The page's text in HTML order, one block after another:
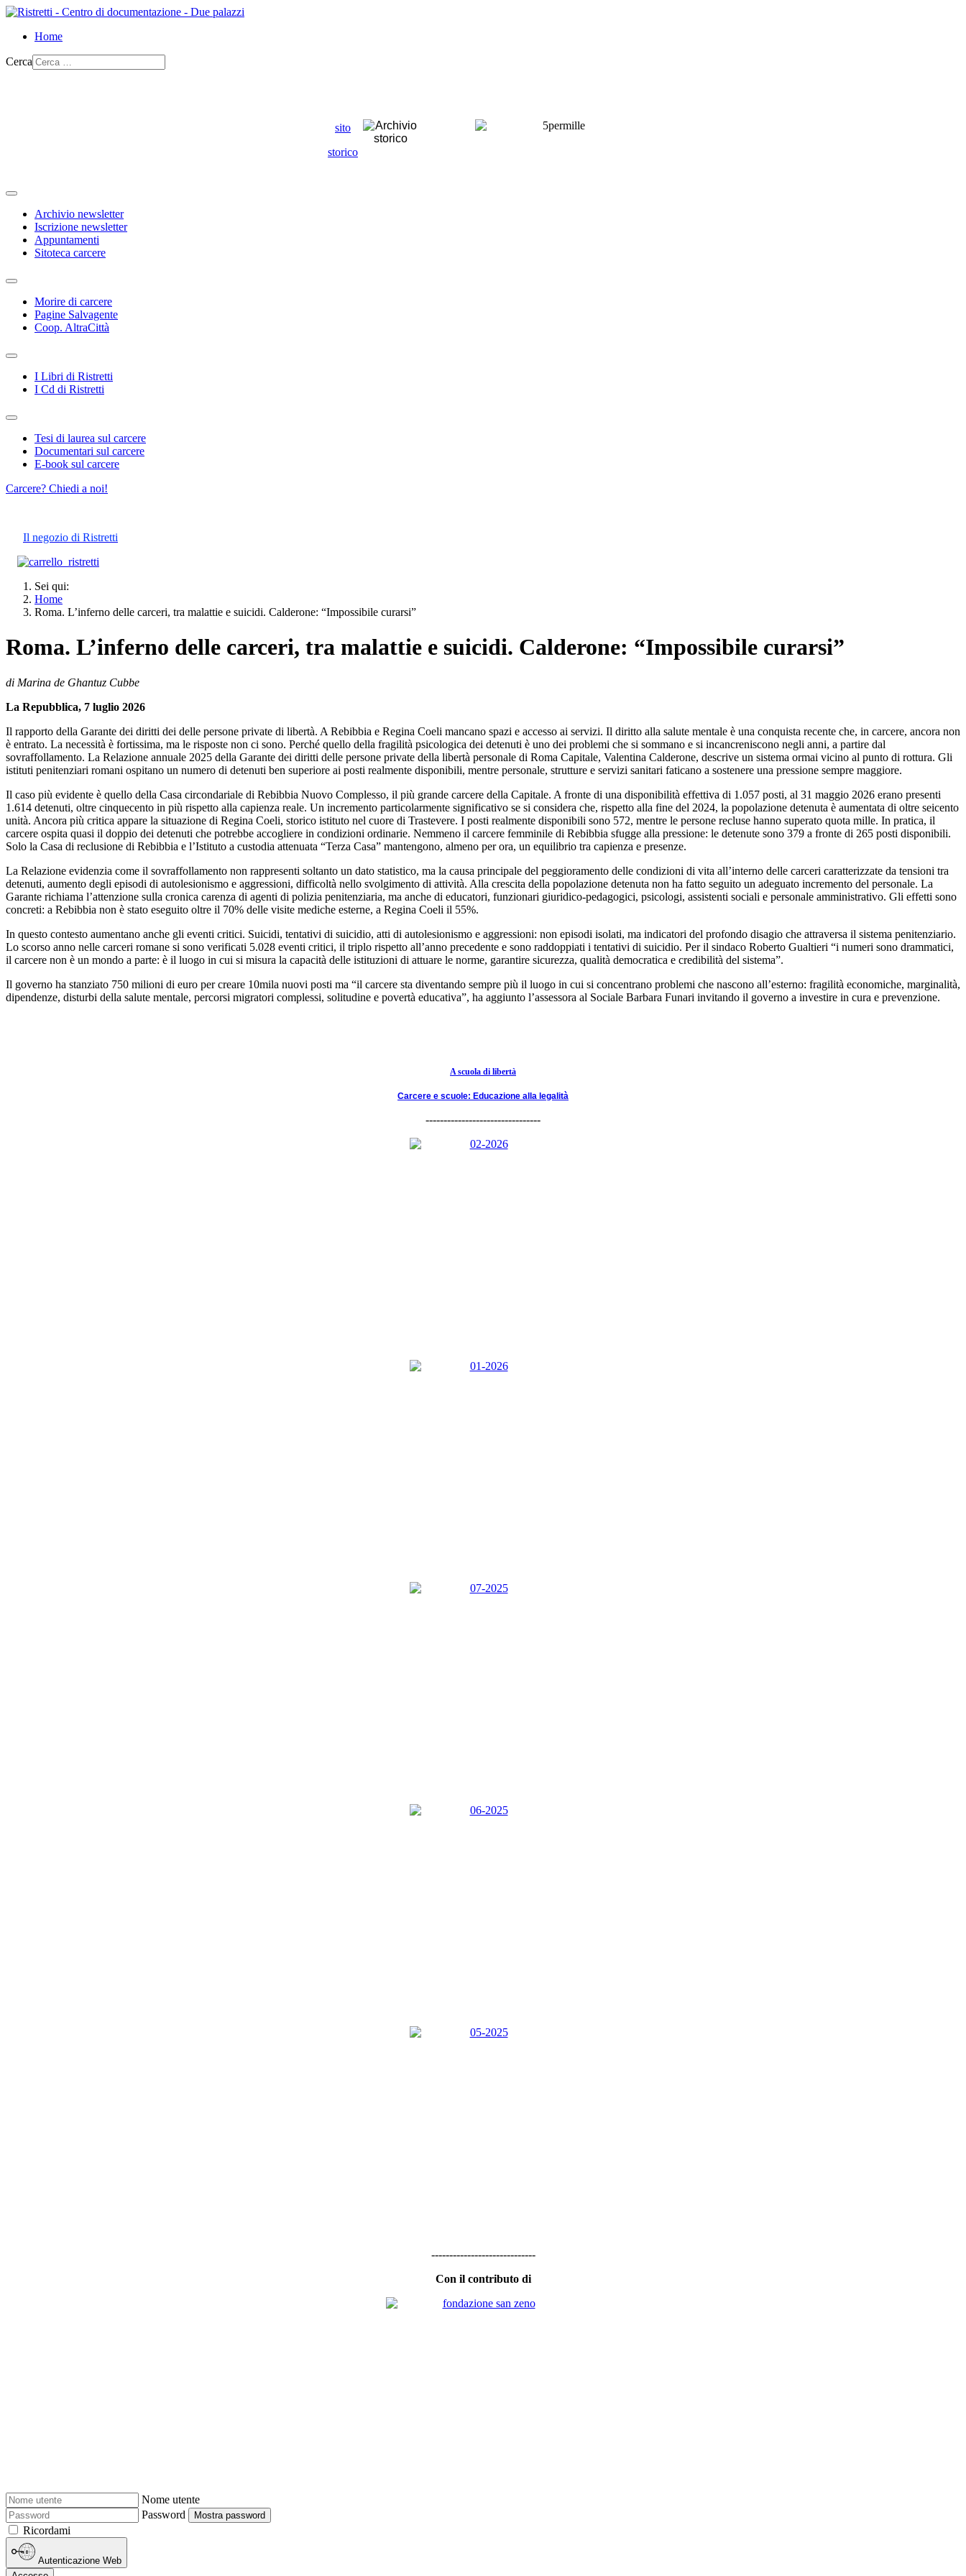
Home
Cerca
sito
storico
Archivio newsletter
Iscrizione newsletter
Appuntamenti
Sitoteca carcere
Morire di carcere
Pagine Salvagente
Coop. AltraCittà
I Libri di Ristretti
I Cd di Ristretti
Tesi di laurea sul carcere
Documentari sul carcere
E-book sul carcere
Carcere? Chiedi a noi!
Il negozio di Ristretti
Sei qui:
Home
Roma. L’inferno delle carceri, tra malattie e suicidi. Calderone: “Impossibile curarsi”
Roma. L’inferno delle carceri, tra malattie e suicidi. Calderone: “Impossibile curarsi”
di Marina de Ghantuz Cubbe
La Repubblica, 7 luglio 2026
Il rapporto della Garante dei diritti dei delle persone private di libertà. A Rebibbia e Regina Coeli mancano spazi e accesso ai servizi. Il diritto alla salute mentale è una conquista recente che, in carcere, ancora non
è entrato. La necessità è fortissima, ma le risposte non ci sono. Perché quello della fragilità psicologica dei detenuti è uno dei problemi che si sommano e si incancreniscono negli anni, a partire dal
sovraffollamento. La Relazione annuale 2025 della Garante dei diritti delle persone private della libertà personale di Roma Capitale, Valentina Calderone, descrive un sistema ormai vicino al punto di rottura. Gli
istituti penitenziari romani ospitano un numero di detenuti ben superiore ai posti realmente disponibili, mentre personale, strutture e servizi sanitari faticano a sostenere una pressione sempre maggiore.
Il caso più evidente è quello della Casa circondariale di Rebibbia Nuovo Complesso, il più grande carcere della Capitale. A fronte di una disponibilità effettiva di 1.057 posti, al 31 maggio 2026 erano presenti
1.614 detenuti, oltre cinquecento in più rispetto alla capienza reale. Un incremento particolarmente significativo se si considera che, rispetto alla fine del 2024, la popolazione detenuta è aumentata di oltre seicento
unità. Ancora più critica appare la situazione di Regina Coeli, storico istituto nel cuore di Trastevere. I posti realmente disponibili sono 572, mentre le persone recluse hanno superato quota mille. In pratica, il
carcere ospita quasi il doppio dei detenuti che potrebbe accogliere in condizioni ordinarie. Nemmeno il carcere femminile di Rebibbia sfugge alla pressione: le detenute sono 379 a fronte di 265 posti disponibili.
Solo la Casa di reclusione di Rebibbia e l’Istituto a custodia attenuata “Terza Casa” mantengono, almeno per ora, un equilibrio tra capienza e presenze.
La Relazione evidenzia come il sovraffollamento non rappresenti soltanto un dato statistico, ma la causa principale del peggioramento delle condizioni di vita all’interno delle carceri caratterizzate da tensioni tra
detenuti, aumento degli episodi di autolesionismo e aggressioni, difficoltà nello svolgimento di attività. Alla crescita della popolazione detenuta non ha fatto seguito un adeguato incremento del personale. La
Garante richiama l’attenzione sulla cronica carenza di agenti di polizia penitenziaria, ma anche di educatori, funzionari giuridico-pedagogici, psicologi, assistenti sociali e personale amministrativo. Gli effetti sono
concreti: a Rebibbia non è stato eseguito oltre il 70% delle visite mediche esterne, a Regina Coeli il 55%.
In questo contesto aumentano anche gli eventi critici. Suicidi, tentativi di suicidio, atti di autolesionismo e aggressioni: non episodi isolati, ma indicatori del profondo disagio che attraversa il sistema penitenziario.
Lo scorso anno nelle carceri romane si sono verificati 5.028 eventi critici, il triplo rispetto all’anno precedente e sono raddoppiati i tentativi di suicidio. Per il sindaco Roberto Gualtieri “i numeri sono drammatici,
il carcere non è un mondo a parte: è il luogo in cui si misura la capacità delle istituzioni di attuare le norme, garantire sicurezza, qualità democratica e credibilità del sistema”.
Il governo ha stanziato 750 milioni di euro per creare 10mila nuovi posti ma “il carcere sta diventando sempre più il luogo in cui si concentrano problemi che nascono all’esterno: fragilità economiche, marginalità,
dipendenze, disturbi della salute mentale, percorsi migratori complessi, solitudine e povertà educativa”, ha aggiunto l’assessora al Sociale Barbara Funari invitando il governo a investire in cura e prevenzione.
A scuola di libertà
Carcere e scuole: Educazione alla legalità
--------------------------------
-----------------------------
Con il contributo di
Nome utente
Password
Mostra password
Ricordami
Autenticazione Web